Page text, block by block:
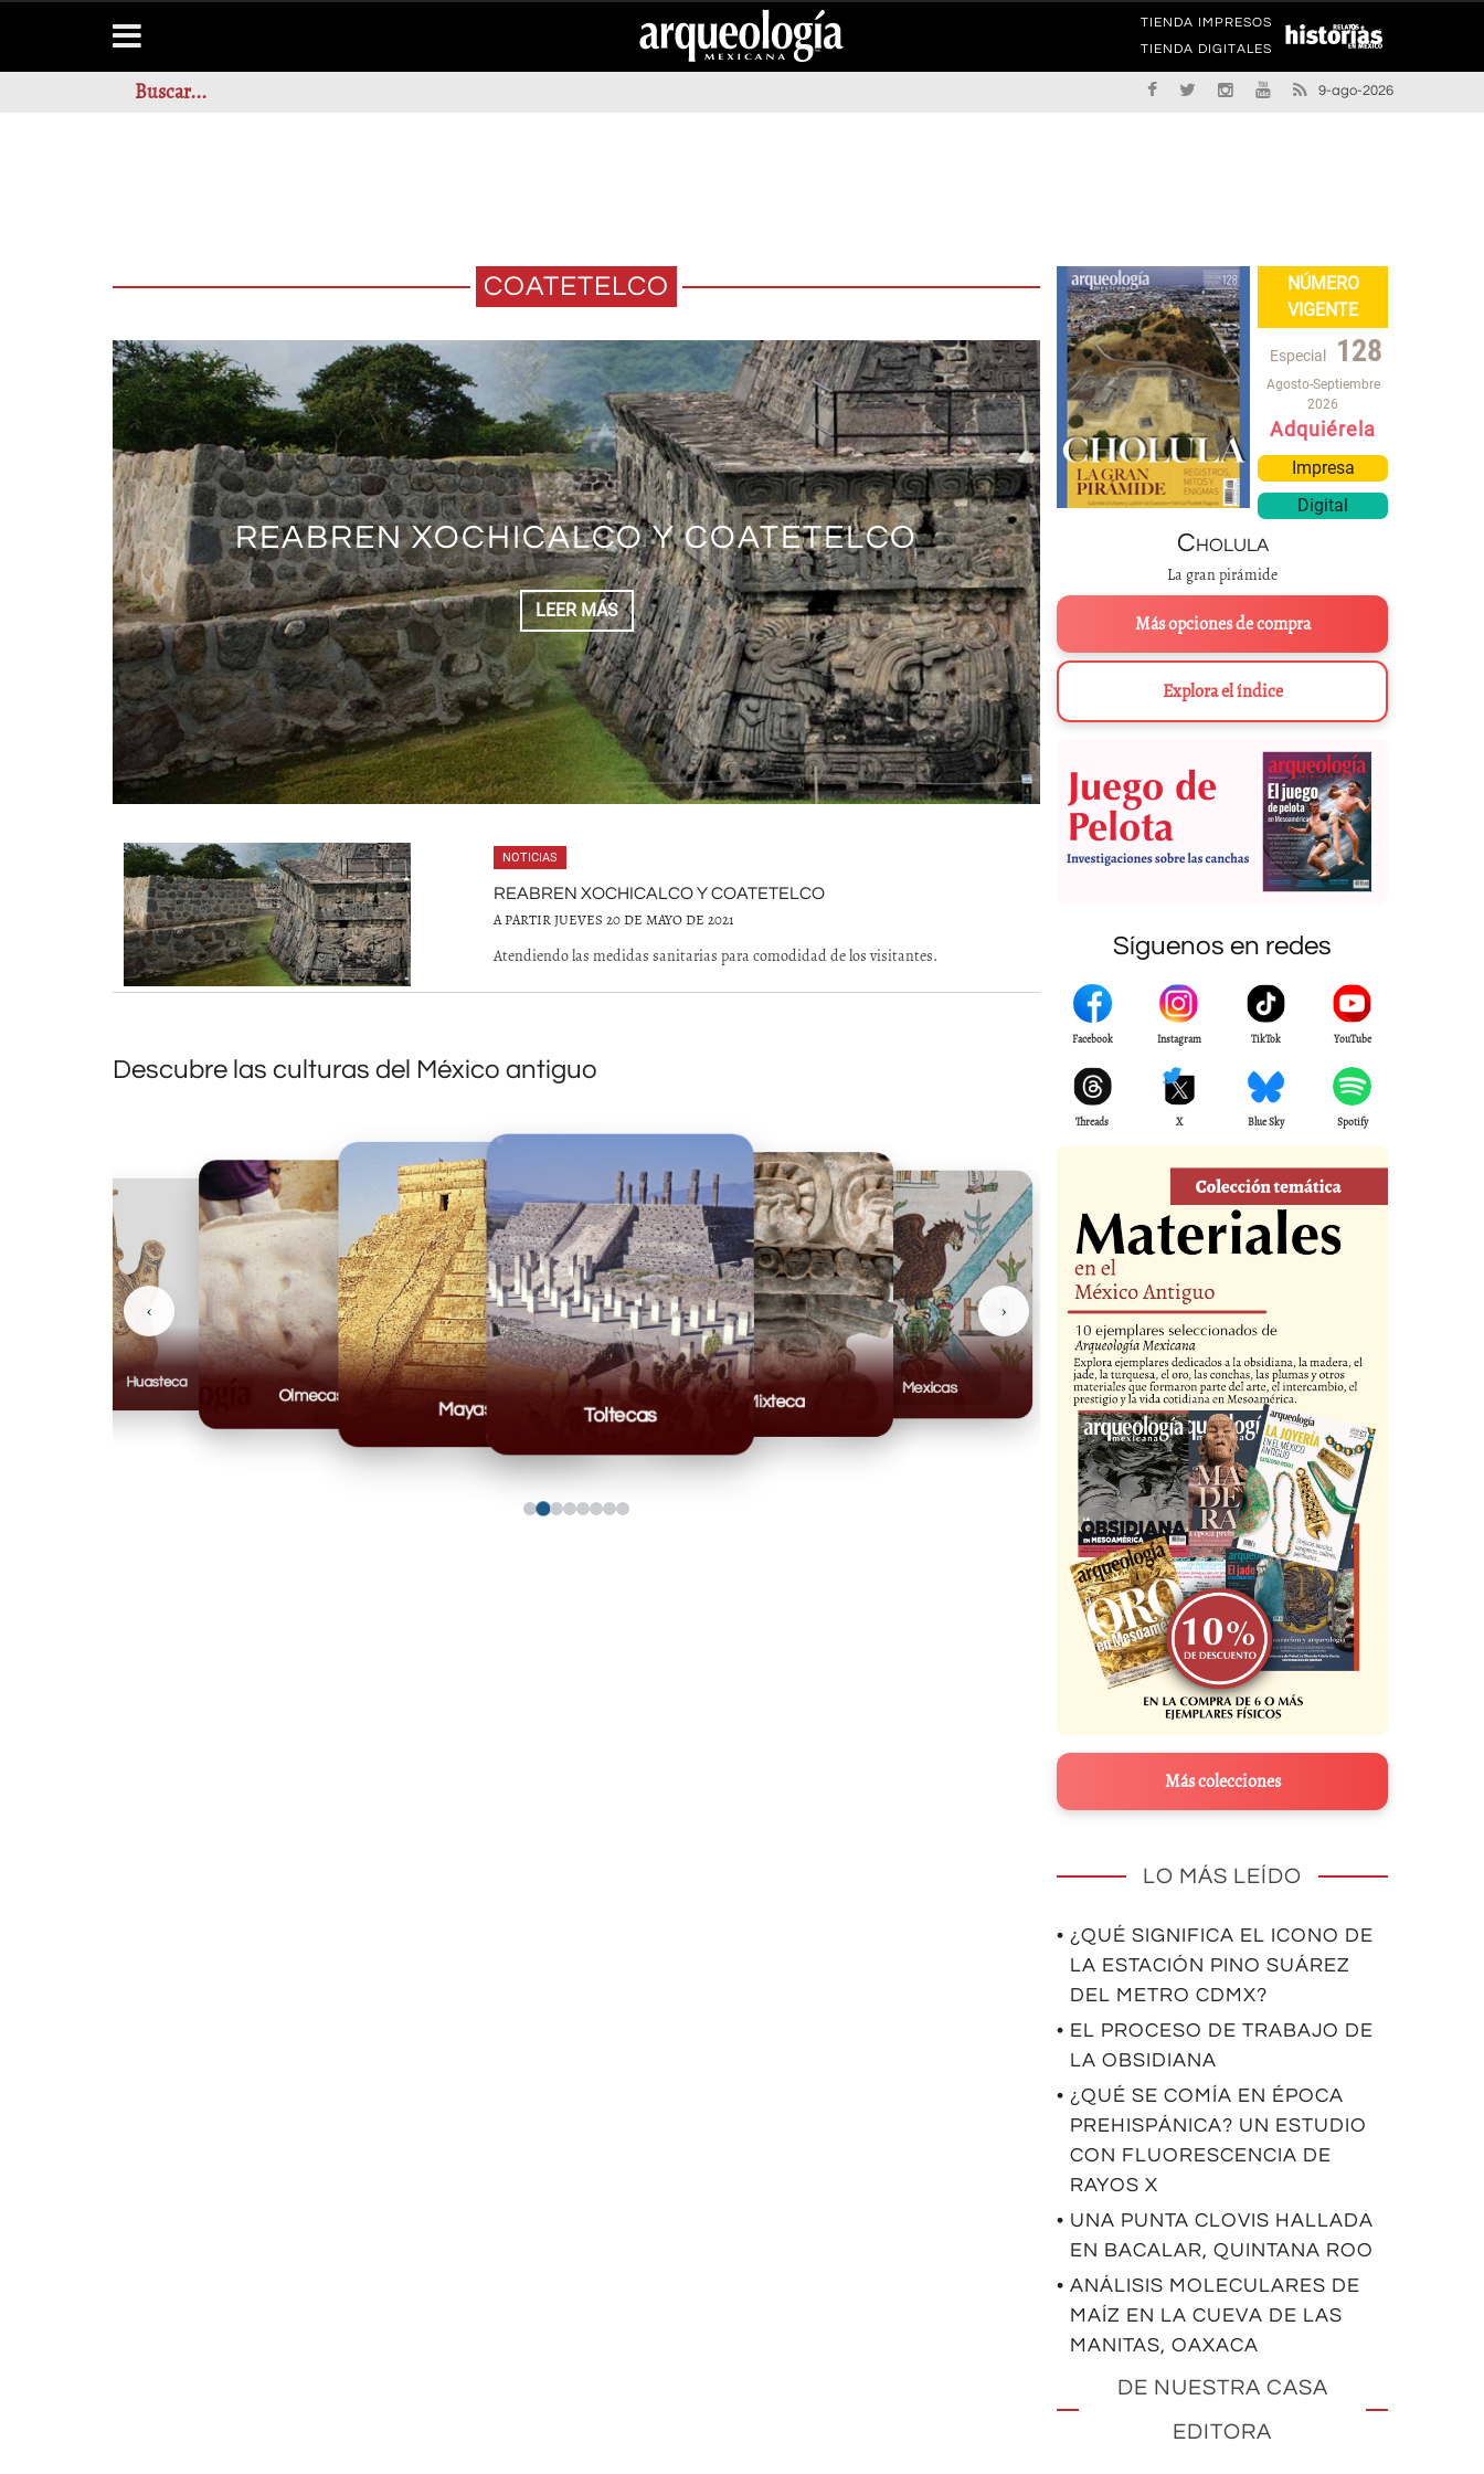
TIENDA IMPRESOS
TIENDA DIGITALES
9-ago-2026
COATETELCO
REABREN XOCHICALCO Y COATETELCO
LEER MÁS
NOTICIAS
REABREN XOCHICALCO Y COATETELCO
A PARTIR JUEVES 20 DE MAYO DE 2021
Atendiendo las medidas sanitarias para comodidad de los visitantes.
Descubre las culturas del México antiguo
Mayas
Toltecas
Mixteca
Mexicas
Casas Grandes
Huasteca
Olmecas
‹ ›
NÚMERO
VIGENTE
Especial 128
Agosto-Septiembre
2026
Adquiérela
Impresa
Digital
Cholula
La gran pirámide
Más opciones de compra
Explora el índice
Síguenos en redes
Facebook Instagram TikTok YouTube
Threads X Blue Sky Spotify
Más colecciones
LO MÁS LEÍDO
• ¿QUÉ SIGNIFICA EL ICONO DE
LA ESTACIÓN PINO SUÁREZ
DEL METRO CDMX?
• EL PROCESO DE TRABAJO DE
LA OBSIDIANA
• ¿QUÉ SE COMÍA EN ÉPOCA
PREHISPÁNICA? UN ESTUDIO
CON FLUORESCENCIA DE
RAYOS X
• UNA PUNTA CLOVIS HALLADA
EN BACALAR, QUINTANA ROO
• ANÁLISIS MOLECULARES DE
MAÍZ EN LA CUEVA DE LAS
MANITAS, OAXACA
DE NUESTRA CASA
EDITORA